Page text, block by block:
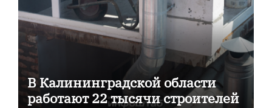
В Калининградской области
работают 22 тысячи строителей